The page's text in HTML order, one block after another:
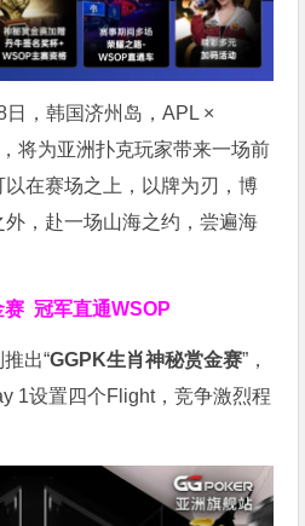
，韩国济州岛，APL ×
将为亚洲扑克玩家带来一场前
以在赛场之上，以牌为刃，博
，赴一场山海之约，尝遍海
赛冠军直通WSOP
出“GGPK生肖神秘赏金赛”，
1设置四个Flight，竞争激烈程